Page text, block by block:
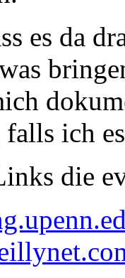
es da
falls ich
die